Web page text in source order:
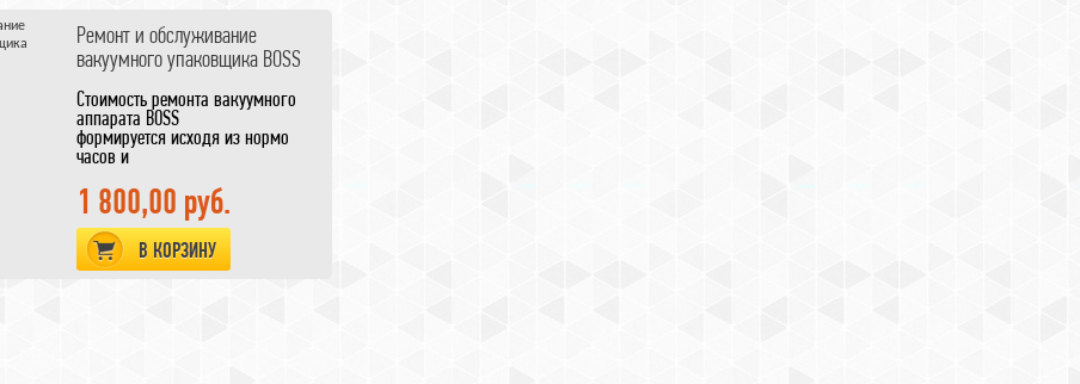
Ремонт и обслуживание
вакуумного упаковщика BOSS
Стоимость ремонта вакуумного
аппарата BOSS
формируется исходя из нормо
часов и
германского производства busch
vacuum
свяжитесь с нами для уточнения
цены.
1 800,00 руб.
В КОРЗИНУ